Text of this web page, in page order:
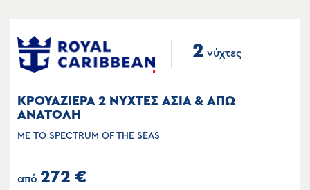
2 νύχτες
ΚΡΟΥΑΖΙΕΡΑ 2 ΝΥΧΤΕΣ ΑΣΙΑ & ΑΠΩ
ΑΝΑΤΟΛΗ
ΜΕ ΤΟ SPECTRUM OF THE SEAS
από 272 €